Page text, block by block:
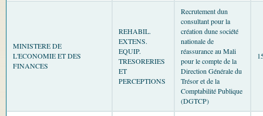
MINISTERE DE
L'ECONOMIE ET DES
FINANCES
REHABIL.
EXTENS.
EQUIP.
TRESORERIES
ET
PERCEPTIONS
Recrutement dun
consultant pour la
création dune société
nationale de
réassurance au Mali
pour le compte de la
Direction Générale du
Trésor et de la
Comptabilité Publique
(DGTCP)